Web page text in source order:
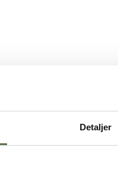
Detaljer